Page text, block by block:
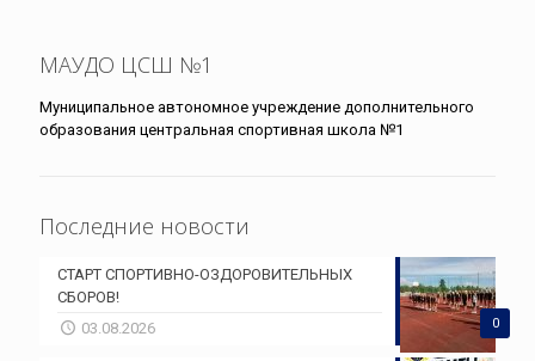
МАУДО ЦСШ №1
Муниципальное автономное учреждение дополнительного
образования центральная спортивная школа №1
Последние новости
0
СТАРТ СПОРТИВНО-ОЗДОРОВИТЕЛЬНЫХ
СБОРОВ!
03.08.2026